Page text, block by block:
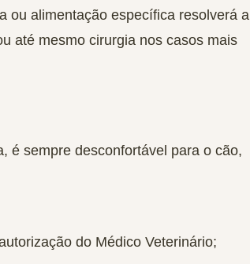
ou alimentação específica resolverá a
até mesmo cirurgia nos casos mais
é sempre desconfortável para o cão,
do Médico Veterinário;